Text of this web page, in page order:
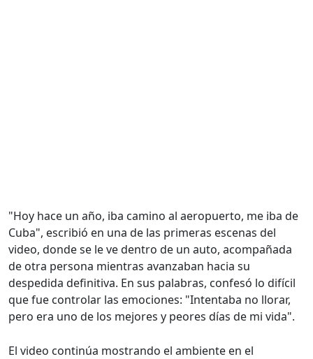
"Hoy hace un año, iba camino al aeropuerto, me iba de
Cuba", escribió en una de las primeras escenas del
video, donde se le ve dentro de un auto, acompañada
de otra persona mientras avanzaban hacia su
despedida definitiva. En sus palabras, confesó lo difícil
que fue controlar las emociones: "Intentaba no llorar,
pero era uno de los mejores y peores días de mi vida".
El video continúa mostrando el ambiente en el